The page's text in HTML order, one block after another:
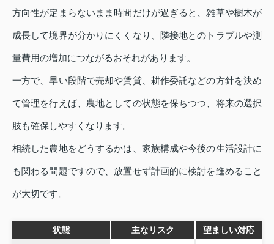
方向性が定まらないまま時間だけが過ぎると、雑草や樹木が
成長して境界が分かりにくくなり、隣接地とのトラブルや測
量費用の増加につながるおそれがあります。
一方で、早い段階で売却や賃貸、耕作委託などの方針を決め
て管理を行えば、農地としての状態を保ちつつ、将来の選択
肢も確保しやすくなります。
相続した農地をどうするかは、家族構成や今後の生活設計に
も関わる問題ですので、放置せず計画的に検討を進めること
が大切です。
状態 主なリスク 望ましい対応